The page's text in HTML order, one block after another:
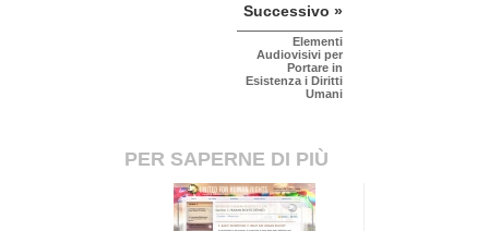
Successivo »
Elementi
Audiovisivi per
Portare in
Esistenza i Diritti
Umani
PER SAPERNE DI PIÙ